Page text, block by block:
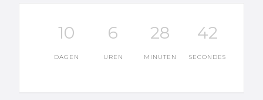
10
DAGEN
6
UREN
28
MINUTEN
42
SECONDES